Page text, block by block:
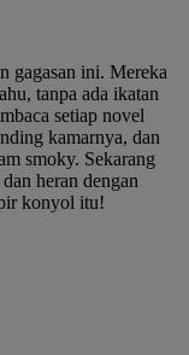
gagasan ini. Mereka
tanpa ada ikatan
setiap novel
kamarnya, dan
smoky. Sekarang
heran dengan
konyol itu!